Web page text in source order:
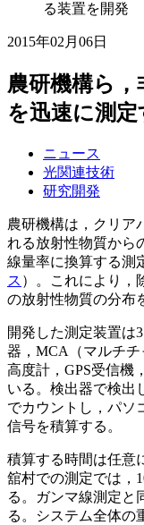
る装置を開発
2015年02月06日
農研機構ら
を迅速に測
ニュース
光関連技術
研究開発
農研機構は，クリア
れる放射性物質から
線量率に換算する測
ス ）。これにより，
の放射性物質の分布
開発した測定装置は
器，MCA（マルチ
高度計，GPS受信機
いる。検出器で検出
でカウントし，パソ
信号を積算する。
積算する時間は任意
舘村での測定では，
る。ガンマ線測定と
る。システム全体の